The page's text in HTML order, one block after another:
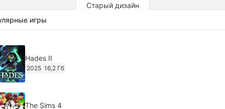
Старый дизайн
игры
Hades II
2025 16,2 Гб
The Sims 4